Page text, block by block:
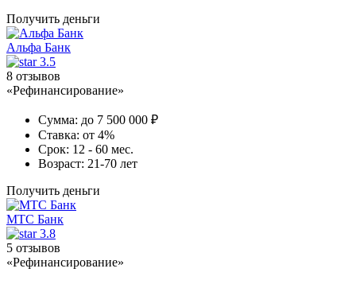
Получить деньги
Альфа Банк
3.5
8 отзывов
«Рефинансирование»
Сумма: до 7 500 000 ₽
Ставка: от 4%
Срок: 12 - 60 мес.
Возраст: 21-70 лет
Получить деньги
МТС Банк
3.8
5 отзывов
«Рефинансирование»